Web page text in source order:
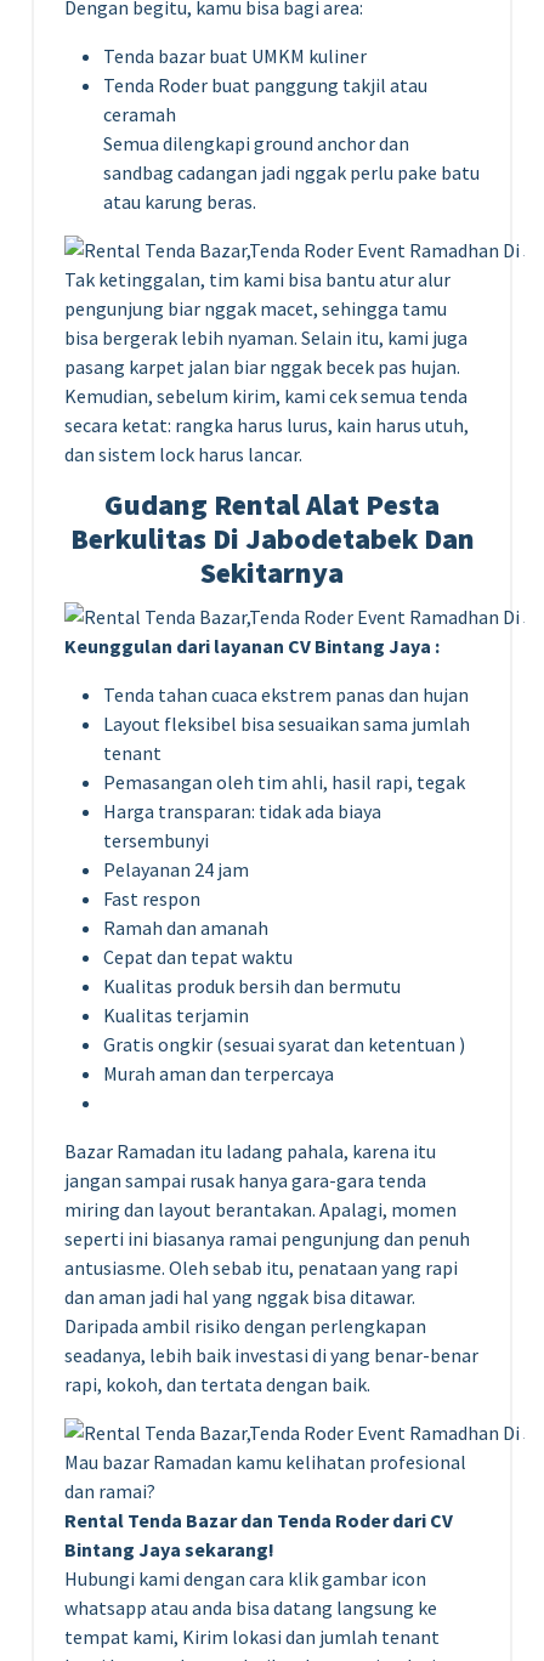
Dengan begitu, kamu bisa bagi area:
Tenda bazar buat UMKM kuliner
Tenda Roder buat panggung takjil atau
ceramah
Semua dilengkapi ground anchor dan
sandbag cadangan jadi nggak perlu pake batu
atau karung beras.
Tak ketinggalan, tim kami bisa bantu atur alur
pengunjung biar nggak macet, sehingga tamu
bisa bergerak lebih nyaman. Selain itu, kami juga
pasang karpet jalan biar nggak becek pas hujan.
Kemudian, sebelum kirim, kami cek semua tenda
secara ketat: rangka harus lurus, kain harus utuh,
dan sistem lock harus lancar.
Gudang Rental Alat Pesta
Berkulitas Di Jabodetabek Dan
Sekitarnya
Keunggulan dari layanan CV Bintang Jaya :
Tenda tahan cuaca ekstrem panas dan hujan
Layout fleksibel bisa sesuaikan sama jumlah
tenant
Pemasangan oleh tim ahli, hasil rapi, tegak
Harga transparan: tidak ada biaya
tersembunyi
Pelayanan 24 jam
Fast respon
Ramah dan amanah
Cepat dan tepat waktu
Kualitas produk bersih dan bermutu
Kualitas terjamin
Gratis ongkir (sesuai syarat dan ketentuan )
Murah aman dan terpercaya
Bazar Ramadan itu ladang pahala, karena itu
jangan sampai rusak hanya gara-gara tenda
miring dan layout berantakan. Apalagi, momen
seperti ini biasanya ramai pengunjung dan penuh
antusiasme. Oleh sebab itu, penataan yang rapi
dan aman jadi hal yang nggak bisa ditawar.
Daripada ambil risiko dengan perlengkapan
seadanya, lebih baik investasi di yang benar-benar
rapi, kokoh, dan tertata dengan baik.
Mau bazar Ramadan kamu kelihatan profesional
dan ramai?
Rental Tenda Bazar dan Tenda Roder dari CV
Bintang Jaya sekarang!
Hubungi kami dengan cara klik gambar icon
whatsapp atau anda bisa datang langsung ke
tempat kami, Kirim lokasi dan jumlah tenant